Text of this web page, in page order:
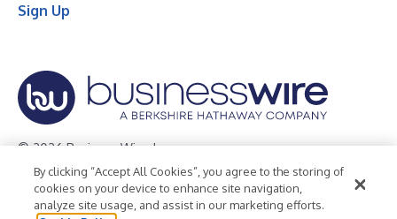
Sign Up
© 2026 Business Wire, Inc.
Privacy Policy Cookie Policy
Accessibility Statement
Terms of Use
Legal
By clicking “Accept All Cookies”, you agree to the storing of
cookies on your device to enhance site navigation,
analyze site usage, and assist in our marketing efforts.